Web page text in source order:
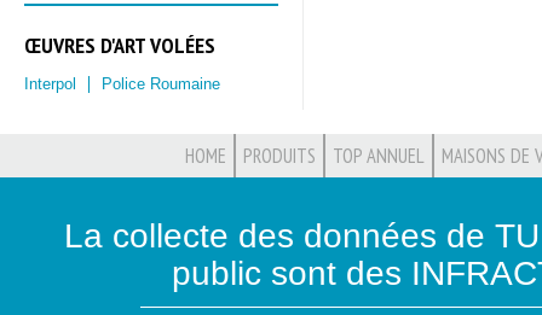
ŒUVRES D'ART VOLÉES
Interpol Police Roumaine
HOME PRODUITS TOP ANNUEL MAISONS DE
La collecte des données de
public sont des